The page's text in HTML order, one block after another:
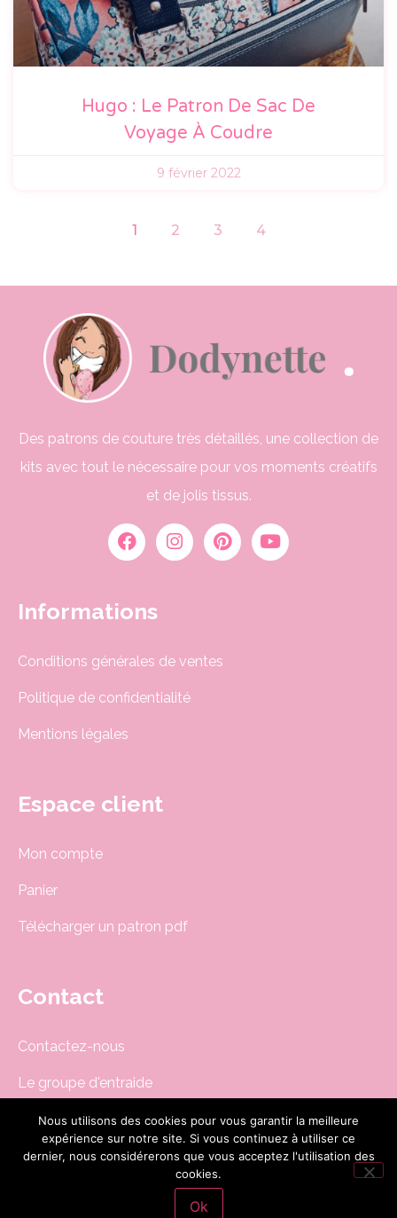
Hugo : Le Patron De Sac De
Voyage À Coudre
9 février 2022
1 2 3 4
Des patrons de couture très détaillés, une collection de
kits avec tout le nécessaire pour vos moments créatifs
et de jolis tissus.
Informations
Conditions générales de ventes
Politique de confidentialité
Mentions légales
Espace client
Mon compte
Panier
Télécharger un patron pdf
Contact
Contactez-nous
Le groupe d'entraide
Newsletter
boutique@dodynette.com
Nous utilisons des cookies pour vous garantir la meilleure
expérience sur notre site. Si vous continuez à utiliser ce
dernier, nous considérerons que vous acceptez l'utilisation des
cookies.
Ok